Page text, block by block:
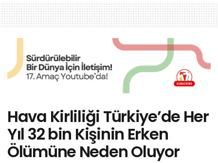
Hava Kirliliği Türkiye’de Her
Yıl 32 bin Kişinin Erken
Ölümüne Neden Oluyor